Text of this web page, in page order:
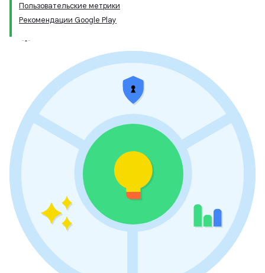
Пользовательские метрики
Рекомендации Google Play